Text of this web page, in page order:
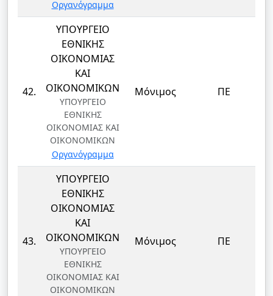
Οργανόγραμμα
42.
ΥΠΟΥΡΓΕΙΟ
ΕΘΝΙΚΗΣ
ΟΙΚΟΝΟΜΙΑΣ
ΚΑΙ
ΟΙΚΟΝΟΜΙΚΩΝ
ΥΠΟΥΡΓΕΙΟ
ΕΘΝΙΚΗΣ
ΟΙΚΟΝΟΜΙΑΣ ΚΑΙ
ΟΙΚΟΝΟΜΙΚΩΝ
Οργανόγραμμα
Μόνιμος ΠΕ
43.
ΥΠΟΥΡΓΕΙΟ
ΕΘΝΙΚΗΣ
ΟΙΚΟΝΟΜΙΑΣ
ΚΑΙ
ΟΙΚΟΝΟΜΙΚΩΝ
ΥΠΟΥΡΓΕΙΟ
ΕΘΝΙΚΗΣ
ΟΙΚΟΝΟΜΙΑΣ ΚΑΙ
ΟΙΚΟΝΟΜΙΚΩΝ
Μόνιμος ΠΕ